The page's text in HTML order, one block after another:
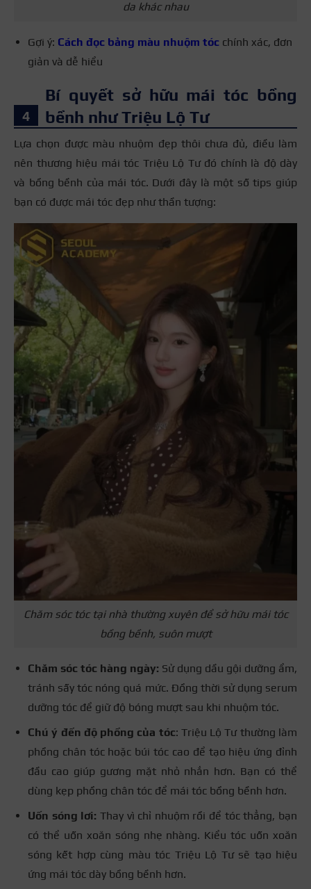
da khác nhau
Gợi ý: Cách đọc bảng màu nhuộm tóc chính xác, đơn
giản và dễ hiểu
Bí quyết sở hữu mái tóc bồng
bềnh như Triệu Lộ Tư
Lựa chọn được màu nhuộm đẹp thôi chưa đủ, điều làm
nên thương hiệu mái tóc Triệu Lộ Tư đó chính là độ dày
và bồng bềnh của mái tóc. Dưới đây là một số tips giúp
bạn có được mái tóc đẹp như thần tượng:
Chăm sóc tóc tại nhà thường xuyên để sở hữu mái tóc
bồng bềnh, suôn mượt
Chăm sóc tóc hàng ngày: Sử dụng dầu gội dưỡng ẩm,
tránh sấy tóc nóng quá mức. Đồng thời sử dụng serum
dưỡng tóc để giữ độ bóng mượt sau khi nhuộm tóc.
Chú ý đến độ phồng của tóc: Triệu Lộ Tư thường làm
phồng chân tóc hoặc búi tóc cao để tạo hiệu ứng đỉnh
đầu cao giúp gương mặt nhỏ nhắn hơn. Bạn có thể
dùng kẹp phồng chân tóc để mái tóc bồng bềnh hơn.
Uốn sóng lơi: Thay vì chỉ nhuộm rồi để tóc thẳng, bạn
có thể uốn xoăn sóng nhẹ nhàng. Kiểu tóc uốn xoăn
sóng kết hợp cùng màu tóc Triệu Lộ Tư sẽ tạo hiệu
ứng mái tóc dày bồng bềnh hơn.